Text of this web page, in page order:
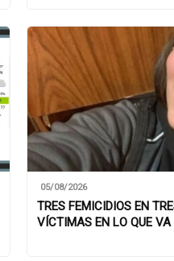
05/08/2026
TRES FEMICIDIOS EN
VÍCTIMAS EN LO QUE VA